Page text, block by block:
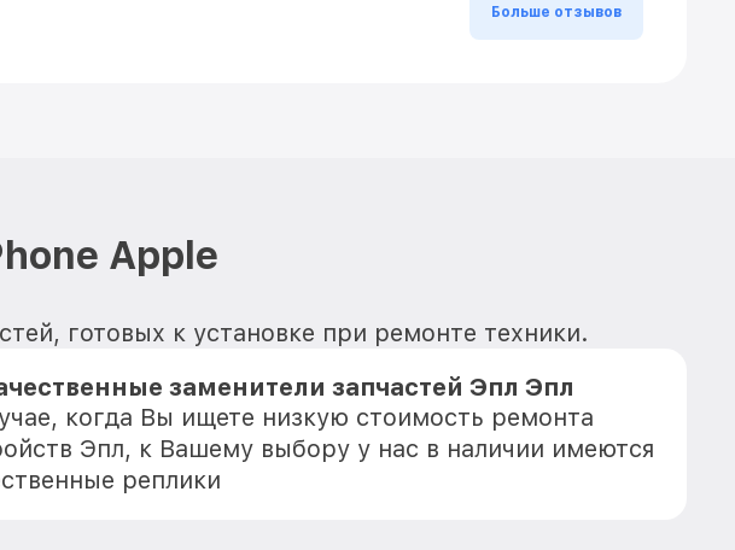
Больше отзывов
Apple
готовых к установке при ремонте техники.
заменители запчастей Эпл Эпл
когда Вы ищете низкую стоимость ремонта
Эпл, к Вашему выбору у нас в наличии имеются
реплики